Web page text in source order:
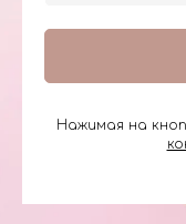
Нажимая на